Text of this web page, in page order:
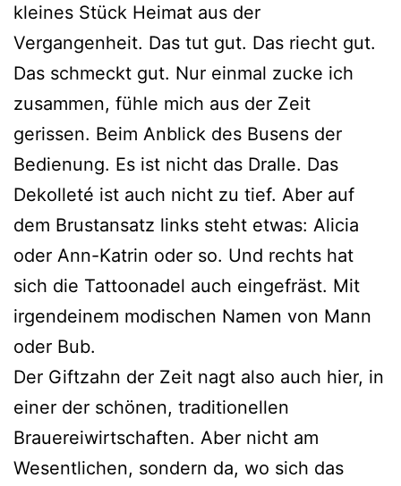
kleines Stück Heimat aus der
Vergangenheit. Das tut gut. Das riecht gut.
Das schmeckt gut. Nur einmal zucke ich
zusammen, fühle mich aus der Zeit
gerissen. Beim Anblick des Busens der
Bedienung. Es ist nicht das Dralle. Das
Dekolleté ist auch nicht zu tief. Aber auf
dem Brustansatz links steht etwas: Alicia
oder Ann-Katrin oder so. Und rechts hat
sich die Tattoonadel auch eingefräst. Mit
irgendeinem modischen Namen von Mann
oder Bub.
Der Giftzahn der Zeit nagt also auch hier, in
einer der schönen, traditionellen
Brauereiwirtschaften. Aber nicht am
Wesentlichen, sondern da, wo sich das